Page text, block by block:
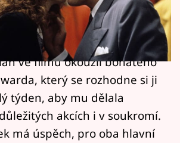
Karlovy Vary
Pretty Woman, byť její
není, už neodmyslitelně v
na české obrazovky.
ve filmu okouzlí bohatého
který se rozhodne si ji
týden, aby mu dělala
akcích i v soukromí.
má úspěch, pro oba hlavní